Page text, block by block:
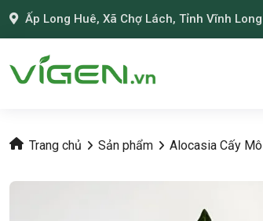
Ấp Long Huê, Xã Chợ Lách, Tỉnh Vĩnh Long
Trang chủ Sản phẩm Alocasia Cấy Mô